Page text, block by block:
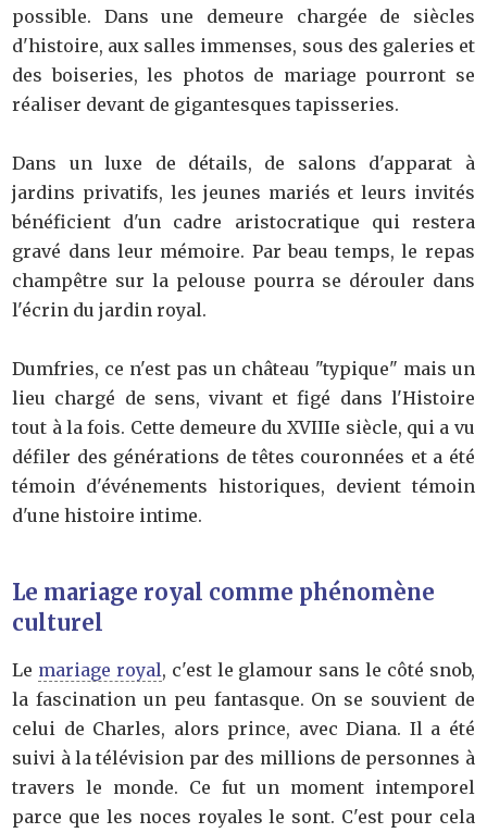
possible. Dans une demeure chargée de siècles
d'histoire, aux salles immenses, sous des galeries et
des boiseries, les photos de mariage pourront se
réaliser devant de gigantesques tapisseries.
Dans un luxe de détails, de salons d'apparat à
jardins privatifs, les jeunes mariés et leurs invités
bénéficient d'un cadre aristocratique qui restera
gravé dans leur mémoire. Par beau temps, le repas
champêtre sur la pelouse pourra se dérouler dans
l'écrin du jardin royal.
Dumfries, ce n'est pas un château "typique" mais un
lieu chargé de sens, vivant et figé dans l'Histoire
tout à la fois. Cette demeure du XVIIIe siècle, qui a vu
défiler des générations de têtes couronnées et a été
témoin d'événements historiques, devient témoin
d'une histoire intime.
Le mariage royal comme phénomène
culturel
Le mariage royal, c'est le glamour sans le côté snob,
la fascination un peu fantasque. On se souvient de
celui de Charles, alors prince, avec Diana. Il a été
suivi à la télévision par des millions de personnes à
travers le monde. Ce fut un moment intemporel
parce que les noces royales le sont. C'est pour cela